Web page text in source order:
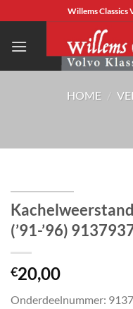
naar
inhoud
Willems Classics
HOME /
(’91-’96)
€20,00
Onderdeelnummer: